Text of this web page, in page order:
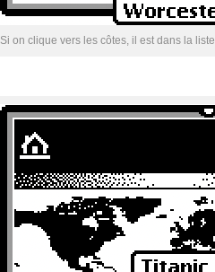
Si on clique vers les côtes, il est dans la liste